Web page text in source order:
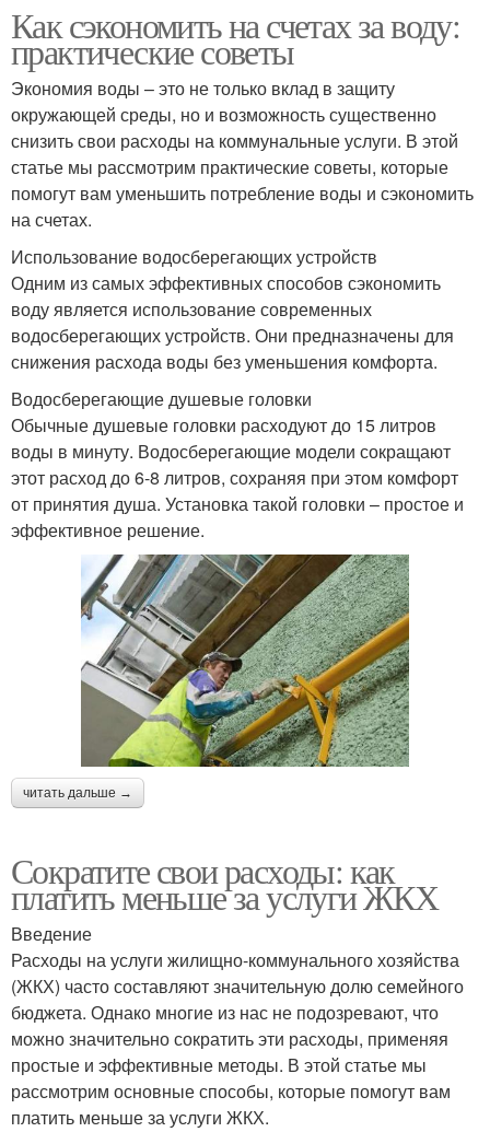
Как сэкономить на счетах за воду:
практические советы
Экономия воды – это не только вклад в защиту
окружающей среды, но и возможность существенно
снизить свои расходы на коммунальные услуги. В этой
статье мы рассмотрим практические советы, которые
помогут вам уменьшить потребление воды и сэкономить
на счетах.
Использование водосберегающих устройств
Одним из самых эффективных способов сэкономить
воду является использование современных
водосберегающих устройств. Они предназначены для
снижения расхода воды без уменьшения комфорта.
Водосберегающие душевые головки
Обычные душевые головки расходуют до 15 литров
воды в минуту. Водосберегающие модели сокращают
этот расход до 6-8 литров, сохраняя при этом комфорт
от принятия душа. Установка такой головки – простое и
эффективное решение.
читать дальше →
Сократите свои расходы: как
платить меньше за услуги ЖКХ
Введение
Расходы на услуги жилищно-коммунального хозяйства
(ЖКХ) часто составляют значительную долю семейного
бюджета. Однако многие из нас не подозревают, что
можно значительно сократить эти расходы, применяя
простые и эффективные методы. В этой статье мы
рассмотрим основные способы, которые помогут вам
платить меньше за услуги ЖКХ.